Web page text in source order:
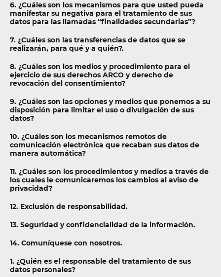
6. ¿Cuáles son los mecanismos para que usted pueda
manifestar su negativa para el tratamiento de sus
datos para las llamadas “finalidades secundarias”?
7. ¿Cuáles son las transferencias de datos que se
realizarán, para qué y a quién?.
8. ¿Cuáles son los medios y procedimiento para el
ejercicio de sus derechos ARCO y derecho de
revocación del consentimiento?
9. ¿Cuáles son las opciones y medios que ponemos a su
disposición para limitar el uso o divulgación de sus
datos?
10. ¿Cuáles son los mecanismos remotos de
comunicación electrónica que recaban sus datos de
manera automática?
11. ¿Cuáles son los procedimientos y medios a través de
los cuales le comunicaremos los cambios al aviso de
privacidad?
12. Exclusión de responsabilidad.
13. Seguridad y confidencialidad de la información.
14. Comuníquese con nosotros.
1. ¿Quién es el responsable del tratamiento de sus
datos personales?